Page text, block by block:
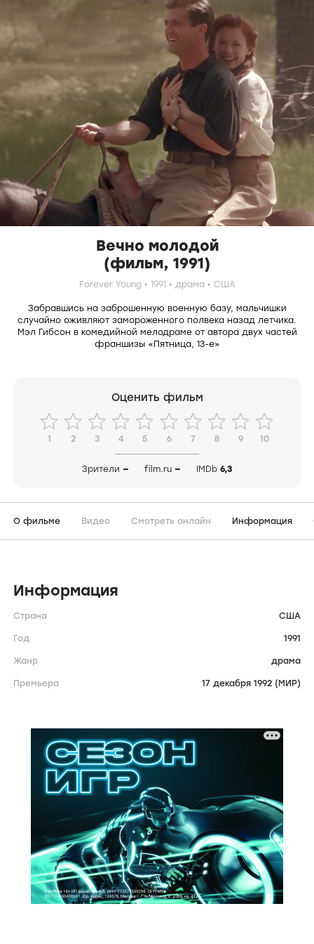
Вечно молодой
(фильм, 1991)
Forever Young 1991 драма США
Забравшись на заброшенную военную базу, мальчишки
случайно оживляют замороженного полвека назад летчика.
Мэл Гибсон в комедийной мелодраме от автора двух частей
франшизы «Пятница, 13-е»
Оценить фильм
1 2 3 4 5 6 7 8 9 10
Зрители — film.ru — IMDb 6,3
О фильме Видео Смотреть онлайн Информация
Информация
Страна США
Год 1991
Жанр драма
Премьера 17 декабря 1992 (МИР)